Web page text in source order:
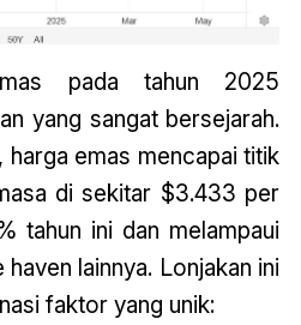
pada tahun 2025
yang sangat bersejarah.
harga emas mencapai titik
di sekitar $3.433 per
tahun ini dan melampaui
lainnya. Lonjakan ini
faktor yang unik: